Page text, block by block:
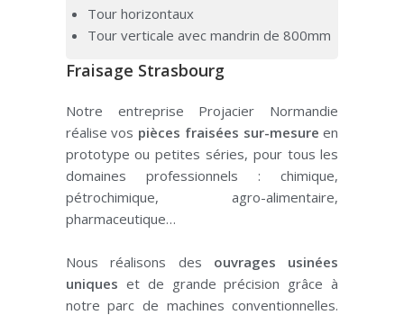
Tour horizontaux
Tour verticale avec mandrin de 800mm
Fraisage Strasbourg
Notre entreprise Projacier Normandie
réalise vos pièces fraisées sur-mesure en
prototype ou petites séries, pour tous les
domaines professionnels : chimique,
pétrochimique, agro-alimentaire,
pharmaceutique…
Nous réalisons des ouvrages usinées
uniques et de grande précision grâce à
notre parc de machines conventionnelles.